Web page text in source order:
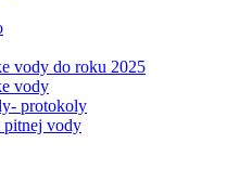
vody do roku 2025
vody
protokoly
pitnej vody